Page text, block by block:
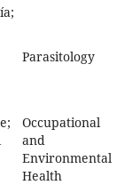
Parasitology
Occupational
and
Environmental
Health